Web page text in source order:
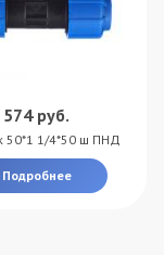
574 руб.
50*1 1/4*50 ш ПНД
Подробнее